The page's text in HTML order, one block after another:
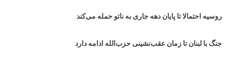
روسیه احتمالا تا پایان دهه جاری به ناتو حمله می‌کند
جنگ با لبنان تا زمان عقب‌نشینی حزب‌الله ادامه دارد